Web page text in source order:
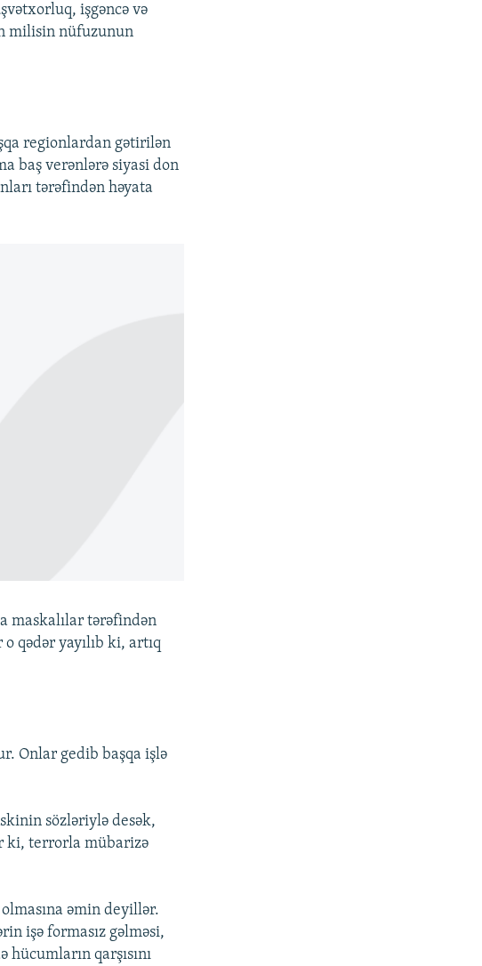
işgəncə və
milisin nüfuzunun
regionlardan gətirilən
baş verənlərə siyasi don
tərəfindən həyata
maskalılar tərəfindən
qədər yayılıb ki, artıq
Onlar gedib başqa işlə
sözləriylə desək,
ki, terrorla mübarizə
əmin deyillər.
işə formasız gəlməsi,
hücumların qarşısını